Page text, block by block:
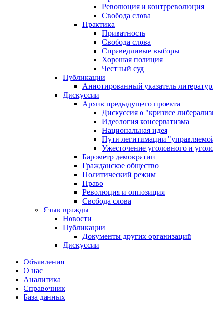
Революция и контрреволюция
Свобода слова
Практика
Приватность
Свобода слова
Справедливые выборы
Хорошая полиция
Честный суд
Публикации
Аннотированный указатель
Дискуссии
Архив предыдущего проекта
Дискуссия о "кризисе
Идеология консерватизма
Национальная идея
Пути легитимации
Ужесточение уголовного и
Барометр демократии
Гражданское общество
Политический режим
Право
Революция и оппозиция
Свобода слова
Язык вражды
Новости
Публикации
Документы других организаций
Дискуссии
Объявления
О нас
Аналитика
Справочник
База данных